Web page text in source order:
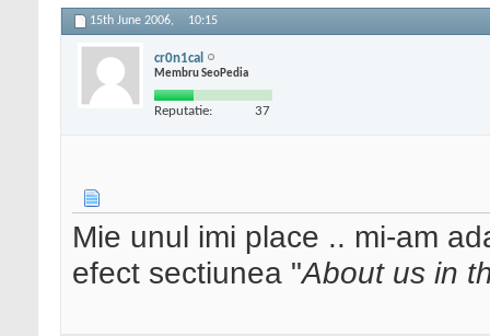
15th June 2006, 10:15
cr0n1cal
Membru SeoPedia
Reputatie: 37
Mie unul imi place .. mi-am
efect sectiunea "About us in